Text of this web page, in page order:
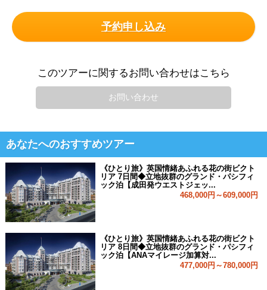
予約申し込み
このツアーに関するお問い合わせはこちら
お問い合わせ
あなたへのおすすめツアー
《ひとり旅》英国情緒あふれる花の街ビクト
リア 7日間◆立地抜群のグランド・パシフィ
ック泊【成田発ウエストジェッ...
468,000円～609,000円
《ひとり旅》英国情緒あふれる花の街ビクト
リア 8日間◆立地抜群のグランド・パシフィ
ック泊【ANAマイレージ加算対...
477,000円～780,000円